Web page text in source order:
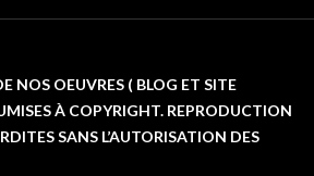
NOS OEUVRES ( BLOG ET SITE
À COPYRIGHT. REPRODUCTION
SANS L’AUTORISATION DES